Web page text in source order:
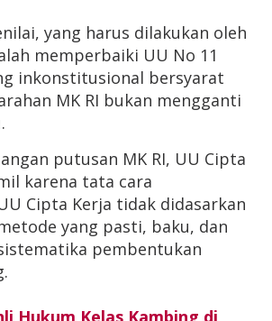
yang harus dilakukan oleh
memperbaiki UU No 11
inkonstitusional bersyarat
MK RI bukan mengganti
putusan MK RI, UU Cipta
karena tata cara
Cipta Kerja tidak didasarkan
yang pasti, baku, dan
pembentukan
Hukum Kelas Kambing di